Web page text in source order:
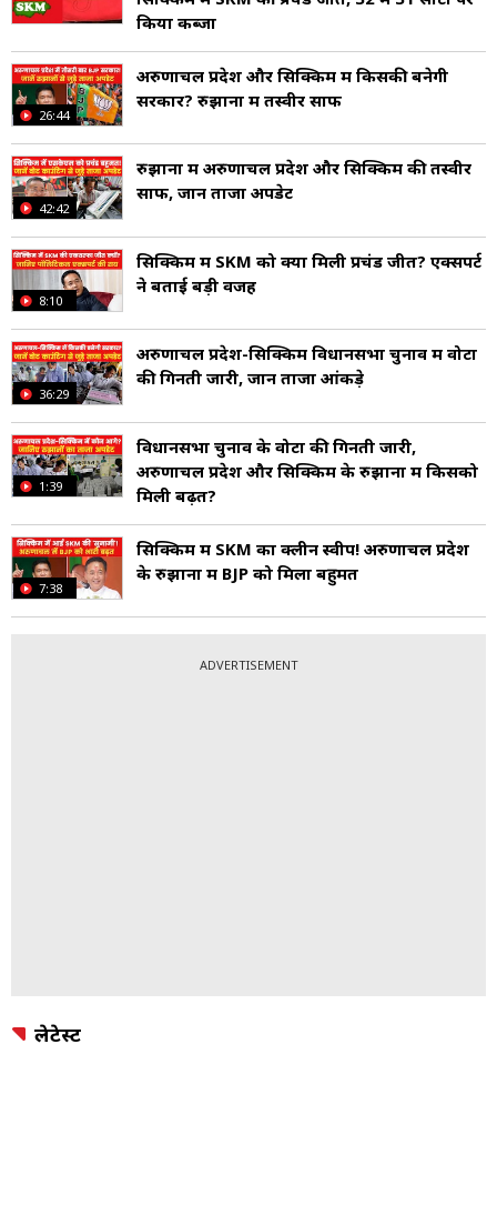
किया कब्जा
26:44
अरुणाचल प्रदेश और सिक्किम में किसकी बनेगी
सरकार? रुझानों में तस्वीर साफ
42:42
रुझानों में अरुणाचल प्रदेश और सिक्किम की तस्वीर
साफ, जानें ताजा अपडेट
8:10
सिक्किम में SKM को क्यों मिली प्रचंड जीत? एक्सपर्ट
ने बताई बड़ी वजह
36:29
अरुणाचल प्रदेश-सिक्किम विधानसभा चुनाव में वोटों
की गिनती जारी, जानें ताजा आंकड़े
1:39
विधानसभा चुनाव के वोटों की गिनती जारी,
अरुणाचल प्रदेश और सिक्किम के रुझानों में किसको
मिली बढ़त?
7:38
सिक्किम में SKM का क्लीन स्वीप! अरुणाचल प्रदेश
के रुझानों में BJP को मिला बहुमत
ADVERTISEMENT
लेटेस्ट